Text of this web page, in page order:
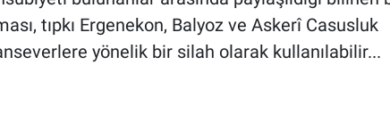
tıpkı Ergenekon, Balyoz ve Askerî Casusluk
yönelik bir silah olarak kullanılabilir...